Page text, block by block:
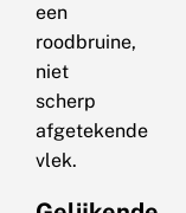
een
roodbruine,
niet
scherp
afgetekende
vlek.